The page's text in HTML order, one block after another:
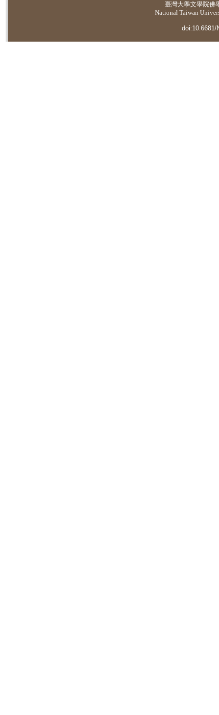
臺灣大學文學院佛
National Taiwan
doi:10.6681/